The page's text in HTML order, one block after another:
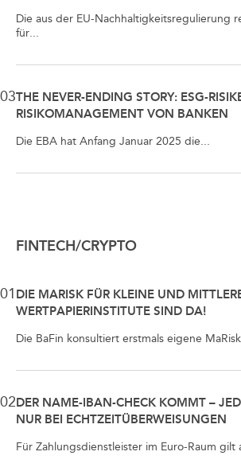
Die aus der EU-Nachhaltigkeitsregulierung
für...
03THE NEVER-ENDING STORY: ESG-
RISIKOMANAGEMENT VON BANKEN
Die EBA hat Anfang Januar 2025 die...
FINTECH/CRYPTO
01 DIE MARISK FÜR KLEINE UND
WERTPAPIERINSTITUTE SIND DA!
Die BaFin konsultiert erstmals eigene
02DER NAME-IBAN-CHECK KOMMT –
NUR BEI ECHTZEITÜBERWEISUNGEN
Für Zahlungsdienstleister im Euro-Raum